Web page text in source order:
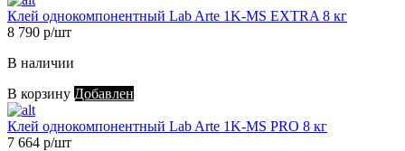
Клей однокомпонентный Lab Arte 1K-MS EXTRA 8 кг
8 790 р/шт
В наличии
В корзину Добавлен
Клей однокомпонентный Lab Arte 1K-MS PRO 8 кг
7 664 р/шт